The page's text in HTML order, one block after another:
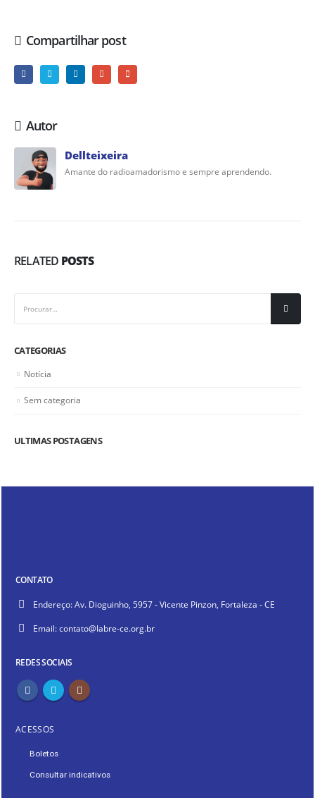
Compartilhar post
Autor
Dellteixeira
Amante do radioamadorismo e sempre aprendendo.
RELATED POSTS
CATEGORIAS
Notícia
Sem categoria
ULTIMAS POSTAGENS
CONTATO
Endereço:Av. Dioguinho, 5957 - Vicente Pinzon, Fortaleza - CE
Email:contato@labre-ce.org.br
REDES SOCIAIS
ACESSOS
Boletos
Consultar indicativos